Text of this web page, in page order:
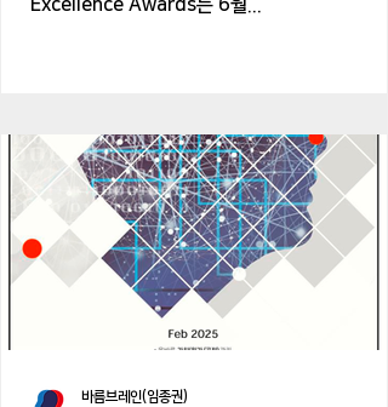
Excellence Awards는 6월...
바름브레인(임종권)